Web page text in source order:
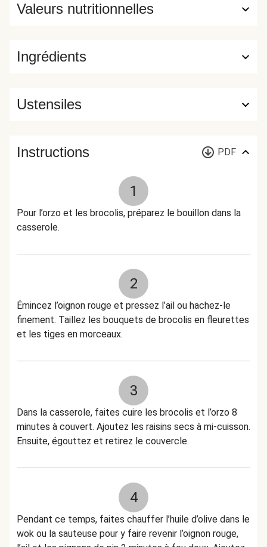
Ingrédients
Valeurs nutritionnelles
Ustensiles
Instructions PDF
1
Pour l’orzo et les brocolis, préparez le bouillon dans la
casserole.
2
Émincez l’oignon rouge et pressez l’ail ou hachez-le
finement. Taillez les bouquets de brocolis en fleurettes
et les tiges en morceaux.
3
Dans la casserole, faites cuire les brocolis et l’orzo 8
minutes à couvert. Ajoutez les raisins secs à mi-cuisson.
Ensuite, égouttez et retirez le couvercle.
4
Pendant ce temps, faites chauffer l’huile d’olive dans le
wok ou la sauteuse pour y faire revenir l’oignon rouge,